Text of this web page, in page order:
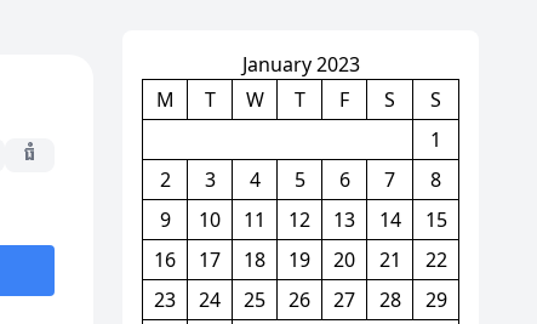
ធំ
January 2023
M
T W T F S
S
1
2
3 4 5 6 7
8
9
10 11 12 13 14
15
16
17 18 19 20 21
22
23
24 25 26 27 28
29